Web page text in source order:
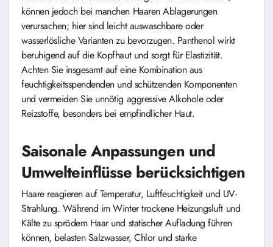
können jedoch bei manchen Haaren Ablagerungen
verursachen; hier sind leicht auswaschbare oder
wasserlösliche Varianten zu bevorzugen. Panthenol wirkt
beruhigend auf die Kopfhaut und sorgt für Elastizität.
Achten Sie insgesamt auf eine Kombination aus
feuchtigkeitsspendenden und schützenden Komponenten
und vermeiden Sie unnötig aggressive Alkohole oder
Reizstoffe, besonders bei empfindlicher Haut.
Saisonale Anpassungen und
Umwelteinflüsse berücksichtigen
Haare reagieren auf Temperatur, Luftfeuchtigkeit und UV-
Strahlung. Während im Winter trockene Heizungsluft und
Kälte zu sprödem Haar und statischer Aufladung führen
können, belasten Salzwasser, Chlor und starke